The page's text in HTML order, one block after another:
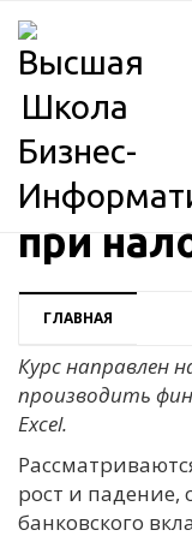
при
ГЛАВНАЯ
Курс направлен
производить
Excel.
рост и
банковского